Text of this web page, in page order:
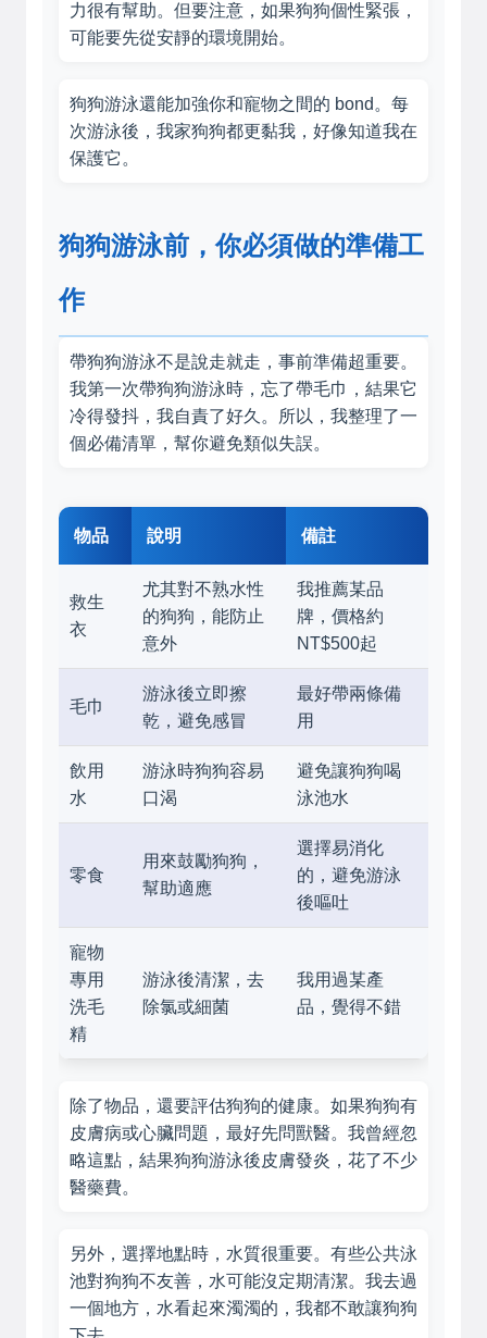
力很有幫助。但要注意，如果狗狗個性緊張，
可能要先從安靜的環境開始。
狗狗游泳還能加強你和寵物之間的 bond。每
次游泳後，我家狗狗都更黏我，好像知道我在
保護它。
狗狗游泳前，你必須做的準備工
作
帶狗狗游泳不是說走就走，事前準備超重要。
我第一次帶狗狗游泳時，忘了帶毛巾，結果它
冷得發抖，我自責了好久。所以，我整理了一
個必備清單，幫你避免類似失誤。
物品 說明 備註
救生
衣
尤其對不熟水性
的狗狗，能防止
意外
我推薦某品
牌，價格約
NT$500起
毛巾
游泳後立即擦
乾，避免感冒
最好帶兩條備
用
飲用
水
游泳時狗狗容易
口渴
避免讓狗狗喝
泳池水
零食
用來鼓勵狗狗，
幫助適應
選擇易消化
的，避免游泳
後嘔吐
寵物
專用
洗毛
精
游泳後清潔，去
除氯或細菌
我用過某產
品，覺得不錯
除了物品，還要評估狗狗的健康。如果狗狗有
皮膚病或心臟問題，最好先問獸醫。我曾經忽
略這點，結果狗狗游泳後皮膚發炎，花了不少
醫藥費。
另外，選擇地點時，水質很重要。有些公共泳
池對狗狗不友善，水可能沒定期清潔。我去過
一個地方，水看起來濁濁的，我都不敢讓狗狗